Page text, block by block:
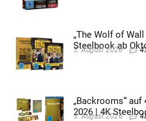
„The Wolf of
Steelbook ab
5. August 2026
„Backrooms“ auf
2026 | 4K
5. August 2026